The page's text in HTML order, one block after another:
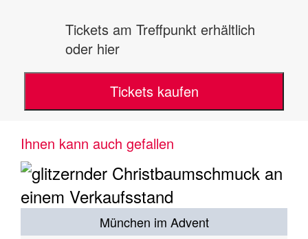
Tickets am Treffpunkt erhältlich
oder hier
Tickets kaufen
Ihnen kann auch gefallen
München im Advent